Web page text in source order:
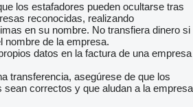
los estafadores pueden ocultarse tras
reconocidas, realizando
en su nombre. No transfiera dinero si
nombre de la empresa.
datos en la factura de una empresa
transferencia, asegúrese de que los
sean correctos y que aludan a la empresa